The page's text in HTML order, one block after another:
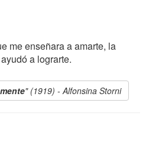
me enseñara a amarte, la
a lograrte.
" (1919) - Alfonsina Storni